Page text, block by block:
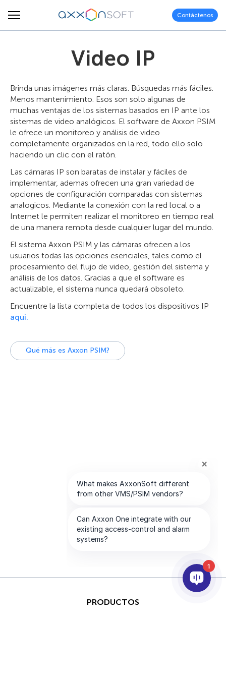
Contáctenos
Video IP
Brinda unas imágenes más claras. Búsquedas más fáciles.
Menos mantenimiento. Esos son solo algunas de
muchas ventajas de los sistemas basados en IP ante los
sistemas de video analógicos. El software de Axxon PSIM
le ofrece un monitoreo y análisis de video
completamente organizados en la red, todo ello solo
haciendo un clic con el ratón.
Las cámaras IP son baratas de instalar y fáciles de
implementar, ademas ofrecen una gran variedad de
opciones de configuración comparadas con sistemas
analogicos. Mediante la conexión con la red local o a
Internet le permiten realizar el monitoreo en tiempo real
de una manera remota desde cualquier lugar del mundo.
El sistema Axxon PSIM y las cámaras ofrecen a los
usuarios todas las opciones esenciales, tales como el
procesamiento del flujo de video, gestión del sistema y
análisis de los datos. Gracias a que el software es
actualizable, el sistema nunca quedará obsoleto.
Encuentre la lista completa de todos los dispositivos IP
aqui.
Qué más es Axxon PSIM?
PRODUCTOS
1